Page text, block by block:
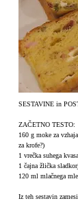
SESTAVINE in
ZAČETNO TESTO:
160 g moke za
za krofe?)
1 vrečka suhega kvasa
1 čajna žlička
120 ml mlačnega
Iz teh sestavin